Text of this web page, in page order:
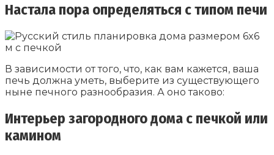
Настала пора определяться с типом печи
В зависимости от того, что, как вам кажется, ваша
печь должна уметь, выберите из существующего
ныне печного разнообразия. А оно таково:
Интерьер загородного дома с печкой или
камином